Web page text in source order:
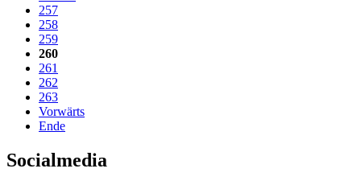
257
258
259
260
261
262
263
Vorwärts
Ende
Socialmedia